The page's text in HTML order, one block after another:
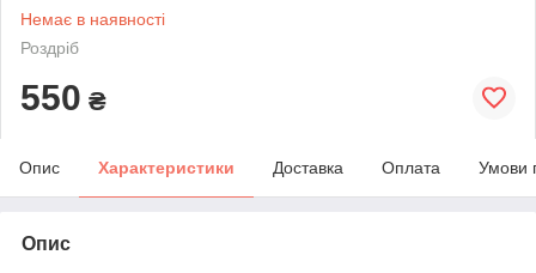
Немає в наявності
Роздріб
550 ₴
Опис Характеристики Доставка Оплата Умови
Опис